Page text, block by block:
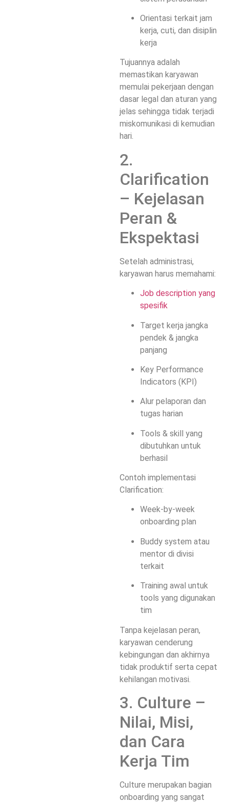
Orientasi terkait jam
kerja, cuti, dan disiplin
kerja
Tujuannya adalah
memastikan karyawan
memulai pekerjaan dengan
dasar legal dan aturan yang
jelas sehingga tidak terjadi
miskomunikasi di kemudian
hari.
2.
Clarification
– Kejelasan
Peran &
Ekspektasi
Setelah administrasi,
karyawan harus memahami:
Job description yang
spesifik
Target kerja jangka
pendek & jangka
panjang
Key Performance
Indicators (KPI)
Alur pelaporan dan
tugas harian
Tools & skill yang
dibutuhkan untuk
berhasil
Contoh implementasi
Clarification:
Week-by-week
onboarding plan
Buddy system atau
mentor di divisi
terkait
Training awal untuk
tools yang digunakan
tim
Tanpa kejelasan peran,
karyawan cenderung
kebingungan dan akhirnya
tidak produktif serta cepat
kehilangan motivasi.
3. Culture –
Nilai, Misi,
dan Cara
Kerja Tim
Culture merupakan bagian
onboarding yang sangat